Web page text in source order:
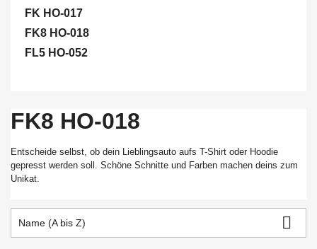
FK HO-017
FK8 HO-018
FL5 HO-052
FK8 HO-018
Entscheide selbst, ob dein Lieblingsauto aufs T-Shirt oder Hoodie
gepresst werden soll. Schöne Schnitte und Farben machen deins zum
Unikat.
Name (A bis Z) 